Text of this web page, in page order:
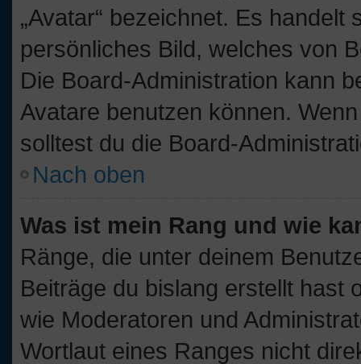
„Avatar“ bezeichnet. Es
persönliches Bild, welches von
Die Board-Administration kann
Avatare benutzen können.
solltest du die Board-
Nach oben
Was ist mein Rang und wie
Ränge, die unter deinem
Beiträge du bislang erstellt hast
wie Moderatoren und
Wortlaut eines Ranges nicht